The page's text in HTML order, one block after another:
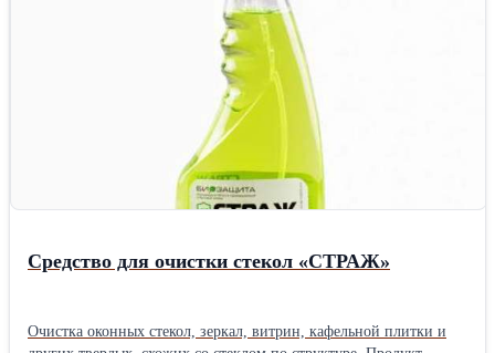
Средство для очистки стекол «СТРАЖ»
Очистка оконных стекол, зеркал, витрин, кафельной плитки и